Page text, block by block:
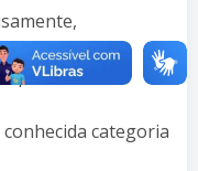
é
possui duas
categoria